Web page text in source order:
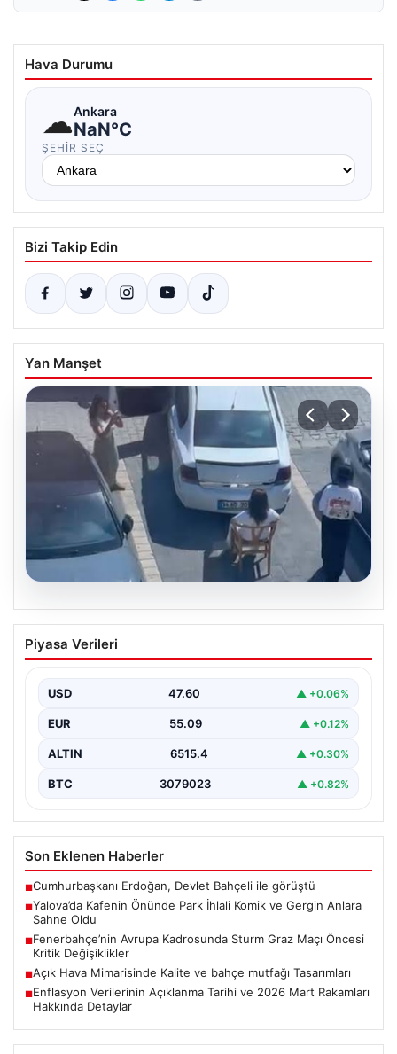
Hava Durumu
☁Ankara
NaN°C
ŞEHIR SEÇ
Bizi Takip Edin
Yan Manşet
05.08.2026
Yalova’da Kafenin Önünde Park İhlali
Komik ve Gergin Anlara Sahne Oldu
Mahallesi Ufuk Sokak'ta bulunan bir kafede çalışan…
Piyasa Verileri
USD 47.60 ▲ +0.06%
EUR 55.09 ▲ +0.12%
ALTIN 6515.4 ▲ +0.30%
BTC 3079023 ▲ +0.82%
Son Eklenen Haberler
■Cumhurbaşkanı Erdoğan, Devlet Bahçeli ile görüştü
■Yalova’da Kafenin Önünde Park İhlali Komik ve Gergin Anlara
Sahne Oldu
■Fenerbahçe’nin Avrupa Kadrosunda Sturm Graz Maçı Öncesi
Kritik Değişiklikler
■Açık Hava Mimarisinde Kalite ve bahçe mutfağı Tasarımları
■Enflasyon Verilerinin Açıklanma Tarihi ve 2026 Mart Rakamları
Hakkında Detaylar